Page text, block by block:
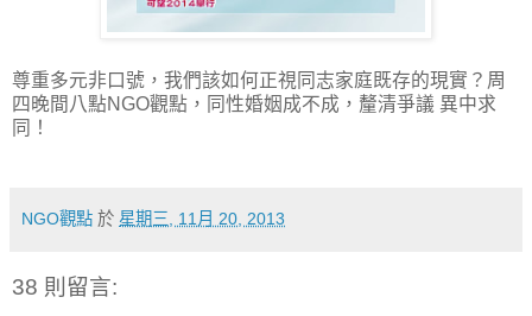
尊重多元非口號，我們該如何正視同志家庭既存的現實？周
四晚間八點NGO觀點，同性婚姻成不成，釐清爭議 異中求
同！
NGO觀點 於 星期三, 11月 20, 2013
38 則留言: